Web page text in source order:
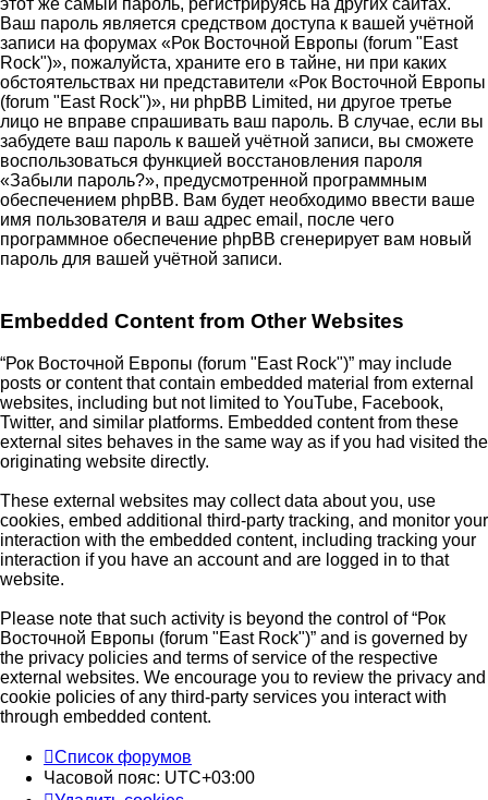
этот же самый пароль, регистрируясь на других сайтах.
Ваш пароль является средством доступа к вашей учётной
записи на форумах «Рок Восточной Европы (forum "East
Rock")», пожалуйста, храните его в тайне, ни при каких
обстоятельствах ни представители «Рок Восточной Европы
(forum "East Rock")», ни phpBB Limited, ни другое третье
лицо не вправе спрашивать ваш пароль. В случае, если вы
забудете ваш пароль к вашей учётной записи, вы сможете
воспользоваться функцией восстановления пароля
«Забыли пароль?», предусмотренной программным
обеспечением phpBB. Вам будет необходимо ввести ваше
имя пользователя и ваш адрес email, после чего
программное обеспечение phpBB сгенерирует вам новый
пароль для вашей учётной записи.
Embedded Content from Other Websites
“Рок Восточной Европы (forum "East Rock")” may include
posts or content that contain embedded material from external
websites, including but not limited to YouTube, Facebook,
Twitter, and similar platforms. Embedded content from these
external sites behaves in the same way as if you had visited the
originating website directly.
These external websites may collect data about you, use
cookies, embed additional third-party tracking, and monitor your
interaction with the embedded content, including tracking your
interaction if you have an account and are logged in to that
website.
Please note that such activity is beyond the control of “Рок
Восточной Европы (forum "East Rock")” and is governed by
the privacy policies and terms of service of the respective
external websites. We encourage you to review the privacy and
cookie policies of any third-party services you interact with
through embedded content.
Список форумов
Часовой пояс: UTC+03:00